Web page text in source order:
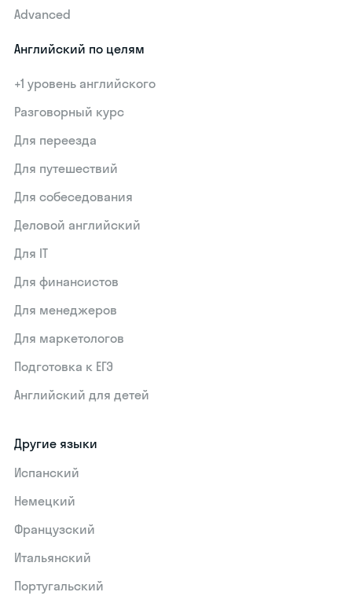
Advanced
Английский по целям
+1 уровень английского
Разговорный курс
Для переезда
Для путешествий
Для собеседования
Деловой английский
Для IT
Для финансистов
Для менеджеров
Для маркетологов
Подготовка к ЕГЭ
Английский для детей
Другие языки
Испанский
Немецкий
Французский
Итальянский
Португальский